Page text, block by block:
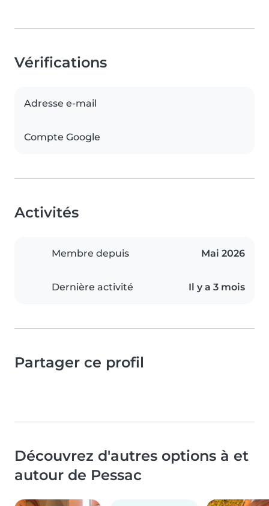
Vérifications
Adresse e-mail
Compte Google
Activités
Membre depuis Mai 2026
Dernière activité Il y a 3 mois
Partager ce profil
Découvrez d'autres options à et
autour de Pessac